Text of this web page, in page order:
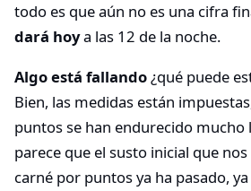
todo es que aún no es una cifra
dará hoya las 12 de la noche.
Algo está fallando¿qué puede
Bien, las medidas están
puntos se han endurecido mucho
parece que el susto inicial que
carné por puntos ya ha pasado,